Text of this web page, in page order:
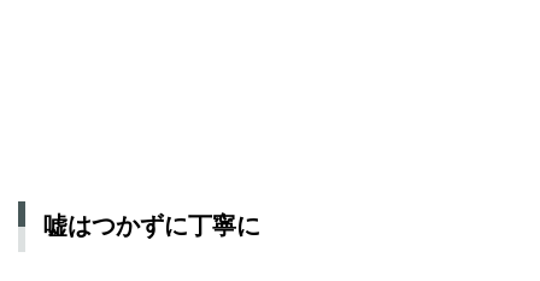
嘘はつかずに丁寧に